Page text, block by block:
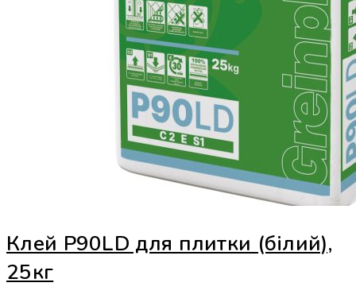
Клей Р90LD для плитки (білий),
25кг